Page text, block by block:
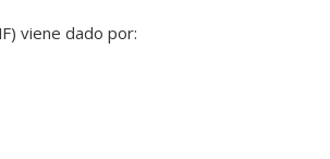
viene dado por: